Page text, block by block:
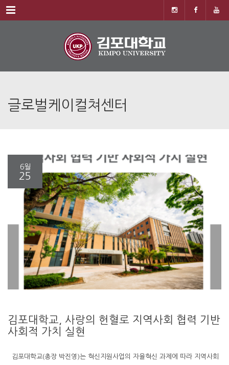
Menu
글로벌케이컬쳐센터
6월
25
김포대학교, 사랑의 헌혈로 지역사회 협력 기반
사회적 가치 실현
김포대학교(총장 박진영)는 혁신지원사업의 자율혁신 과제에 따라 지역사회